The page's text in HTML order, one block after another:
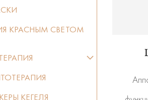
КРАСНЫМ СВЕТОМ
КЕГЕЛЯ